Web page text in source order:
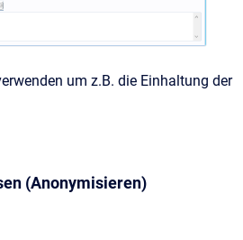
um z.B. die Einhaltung der
(Anonymisieren)